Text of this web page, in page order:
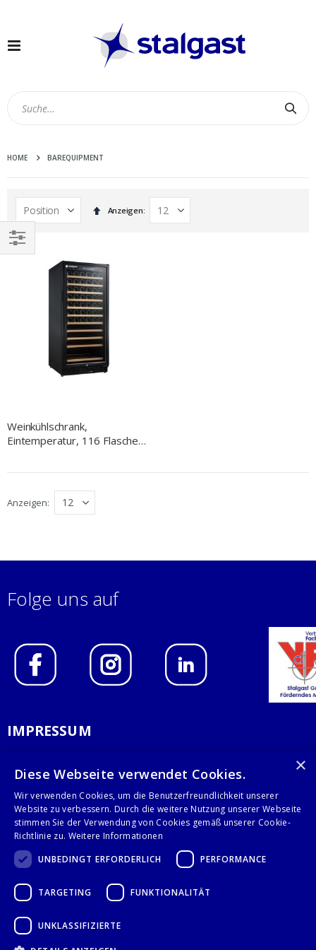
Navigation
HOME BAREQUIPMENT
In
absteigender
Anzeigen
Weinkühlschrank,
Eintemperatur, 116 Flaschen,
Anzeigen
EINKAUFEN
Folge uns auf
IMPRESSUM
AGB
KONTAKT
Stalgast GmbH
28359 Bremen
+49 421 408844-0
×
Diese Webseite verwendet Cookies.
Wir verwenden Cookies, um die Benutzerfreundlichkeit unserer
Website zu verbessern. Durch die weitere Nutzung unserer Webseite
stimmen Sie der Verwendung von Cookies gemäß unserer Cookie-
Richtlinie zu. Weitere Informationen
UNBEDINGT ERFORDERLICH
PERFORMANCE
TARGETING FUNKTIONALITÄT
UNKLASSIFIZIERTE